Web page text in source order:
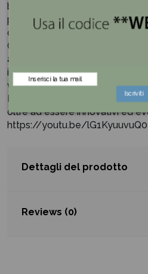
bomboniera grazie alla
porcellana e inventando delle
che sposano cristallo, metallo
Ogni oggetto è frutto di un
artistico, adatto alle persone
innata ed un intelletto flessibile
varie situazioni che gli si
I manufatti di HERVIT in
oltre ad essere innovativi ed
https://youtu.be/lG1KyuuvuQ0
Dettagli del prodotto
Reviews (0)
Iscriviti